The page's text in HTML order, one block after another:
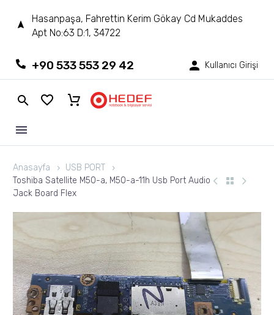
Hasanpaşa, Fahrettin Kerim Gökay Cd Mukaddes
Apt No:63 D:1, 34722
+90 533 553 29 42 Kullanıcı Girişi
Anasayfa
USB PORT
Toshiba Satellite M50-a, M50-a-11h Usb Port Audio
Jack Board Flex